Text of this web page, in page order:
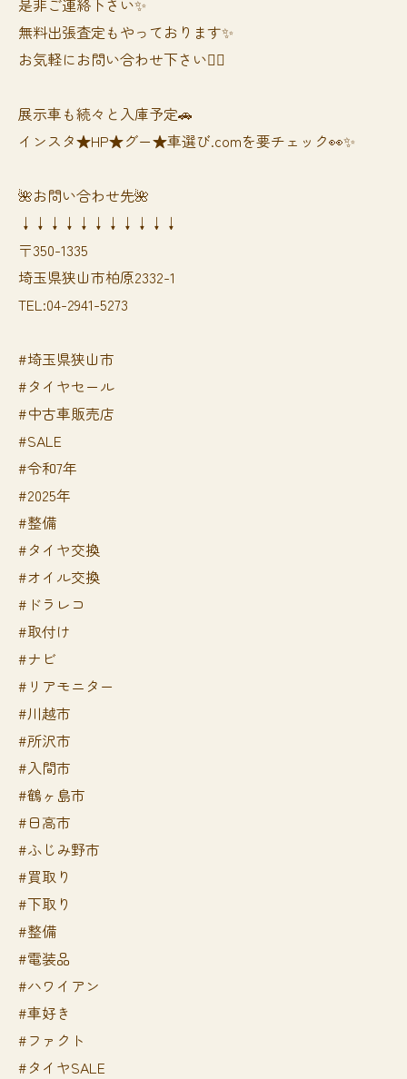
是非ご連絡下さい✨
無料出張査定もやっております✨
お気軽にお問い合わせ下さい🙆‍♀️
展示車も続々と入庫予定🚗
インスタ★HP★グー★車選び.comを要チェック👀✨
🌺お問い合わせ先🌺
↓↓↓↓↓↓↓↓↓↓↓
〒350-1335
埼玉県狭山市柏原2332-1
TEL:04-2941-5273
#埼玉県狭山市
#タイヤセール
#中古車販売店
#SALE
#令和7年
#2025年
#整備
#タイヤ交換
#オイル交換
#ドラレコ
#取付け
#ナビ
#リアモニター
#川越市
#所沢市
#入間市
#鶴ヶ島市
#日高市
#ふじみ野市
#買取り
#下取り
#整備
#電装品
#ハワイアン
#車好き
#ファクト
#タイヤSALE